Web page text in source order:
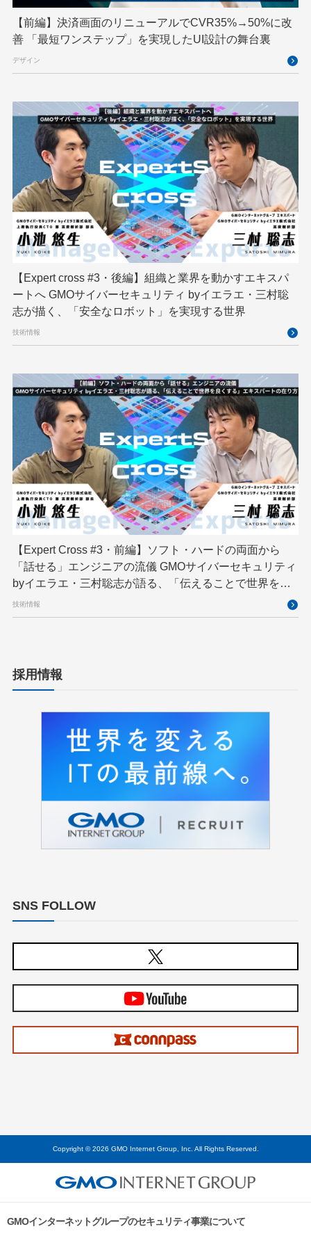
フィジカルAI プログラミング教育
ブロックチェーン フロントエンド ペアリング暗号
ゆめみらいワーク
京大ミートアップ 京都大学 人型ロボット
人工知能 人工知能学会 国際ロボット展
国際標準化 多拠点開発 大阪公立大学
宮崎オフィス 強化学習 応用
技育プロジェクト 技術広報 技術書典
拡張知能 新卒 新卒研修 映像
映像クリエイター 暗号 業務効率化
機械学習 決済 生成AI 産学連携
研究開発 耐量子暗号 脆弱性診断
【前編】決済画面のリニューアルでCVR35%→50%に改
善 「最短ワンステップ」を実現したUI設計の舞台裏
デザイン
【Expert cross #3・後編】組織と業界を動かすエキスパ
ートへ GMOサイバーセキュリティ byイエラエ・三村聡
志が描く、「安全なロボット」を実現する世界
技術情報
【Expert Cross #3・前編】ソフト・ハードの両面から
「話せる」エンジニアの流儀 GMOサイバーセキュリティ
byイエラエ・三村聡志が語る、「伝えることで世界を良
くする」エキスパートの在り方
技術情報
採用情報
SNS FOLLOW
Copyright © 2026 GMO Internet Group, Inc. All Rights Reserved.
GMOインターネットグループのセキュリティ事業について